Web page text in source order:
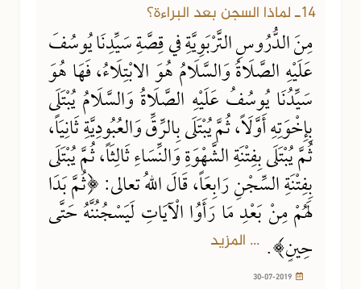
14ـ لماذا السجن بعد البراءة؟
مِنَ الدُّرُوسِ التَّرْبَوِيَّةِ في قِصَّةِ سَيِّدِنَا يُوسُفَ
عَلَيْهِ الصَّلَاةُ وَالسَّلَامُ هُوَ الابْتِلَاءُ، فَهَا هُوَ
سَيِّدُنَا يُوسُفُ عَلَيْهِ الصَّلَاةُ وَالسَّلَامُ يُبْتَلَى
بِإِخْوَتِهِ أَوَّلَاً، ثُمَّ يُبْتَلَى بِالرِّقِّ وَالعُبُودِيَّةِ ثَانِيَاً،
ثُمَّ يُبْتَلَى بِفِتْنَةِ الشَّهْوَةِ وَالنِّسَاءِ ثَالِثَاً، ثُمَّ يُبْتَلَى
بِفِتْنَةِ السِّجْنِ رَابِعَاً، قَالَ اللهُ تعالى: ﴿ثُمَّ بَدَا
لَهُمْ مِنْ بَعْدِ مَا رَأَوُا الْآيَاتِ لَيَسْجُنُنَّهُ حَتَّى
حِينٍ﴾. ... المزيد